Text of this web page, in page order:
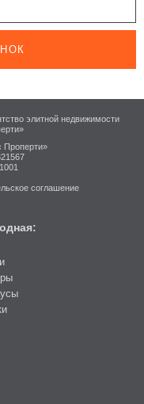
элитной недвижимости
соглашение